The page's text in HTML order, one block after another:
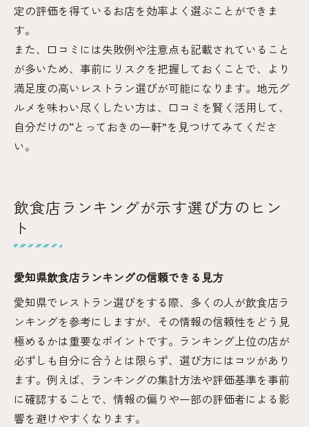
定の評価を得ているお店を効率よく選ぶことができま
す。
また、口コミには失敗例や注意点も記載されていること
が多いため、事前にリスクを把握しておくことで、より
満足度の高いレストラン選びが可能になります。地元グ
ルメを味わい尽くしたい方は、口コミを賢く活用して、
自分だけの“とっておきの一軒”を見つけてみてくださ
い。
飲食店ランキングが示す選び方のヒン
ト
愛知県飲食店ランキングの信頼できる見方
愛知県でレストラン選びをする際、多くの人が飲食店ラ
ンキングを参考にしますが、その情報の信頼性をどう見
極めるかは重要なポイントです。ランキング上位の店が
必ずしも自分に合うとは限らず、選び方にはコツがあり
ます。例えば、ランキングの集計方法や評価基準を事前
に確認することで、情報の偏りや一部の評価者による影
響を避けやすくなります。